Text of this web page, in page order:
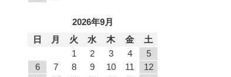
2026年9月
日
月 火 水 木 金
土
1
2 3 4
5
6
7 8 9 10 11
12